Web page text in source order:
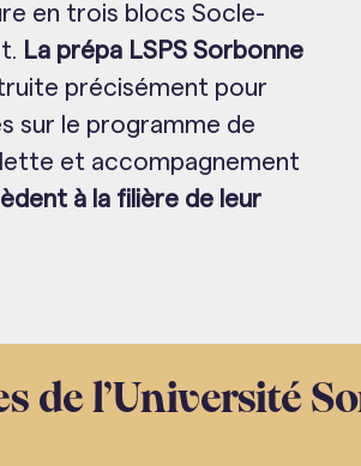
en trois blocs Socle-
La prépa LSPS Sorbonne
précisément pour
sur le programme de
et accompagnement
à la filière de leur
de l’Université